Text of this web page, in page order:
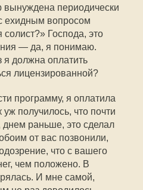
вынуждена периодически
ехидным вопросом
Господа, это
— да, я понимаю.
я должна оплатить
лицензированной?
программу, я оплатила
получилось, что почти
раньше, это сделал
от вас позвонили,
что с вашего
чем положено. В
И мне самой,